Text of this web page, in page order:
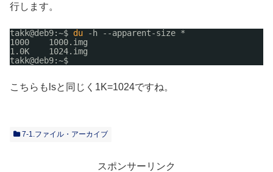
行します。
takk@deb9:~$ du
-h --apparent-size *
1000    1000.img
1.0K    1024.img
takk@deb9:~$
こちらもlsと同じく1K=1024ですね。
7-1.ファイル・アーカイブ
スポンサーリンク